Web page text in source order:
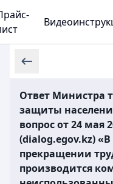
Ответ Министра
защиты
вопрос от 24 мая
(dialog.egov.kz)
прекращении
производится